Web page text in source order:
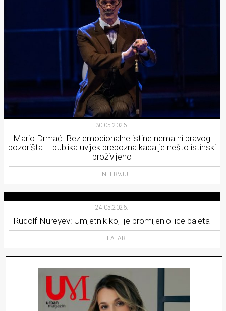
30.05.2026.
Mario Drmać: Bez emocionalne istine nema ni pravog
pozorišta – publika uvijek prepozna kada je nešto istinski
proživljeno
INTERVJU
24.05.2026.
Rudolf Nureyev: Umjetnik koji je promijenio lice baleta
TEATAR